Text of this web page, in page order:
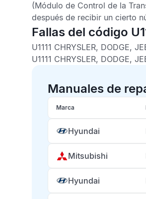
(Módulo de Control de la
después de recibir un cierto
Fallas del código
U1111 CHRYSLER, DODGE,
U1111 CHRYSLER, DODGE,
Manuales de
Marca
Hyundai
Mitsubishi
Hyundai